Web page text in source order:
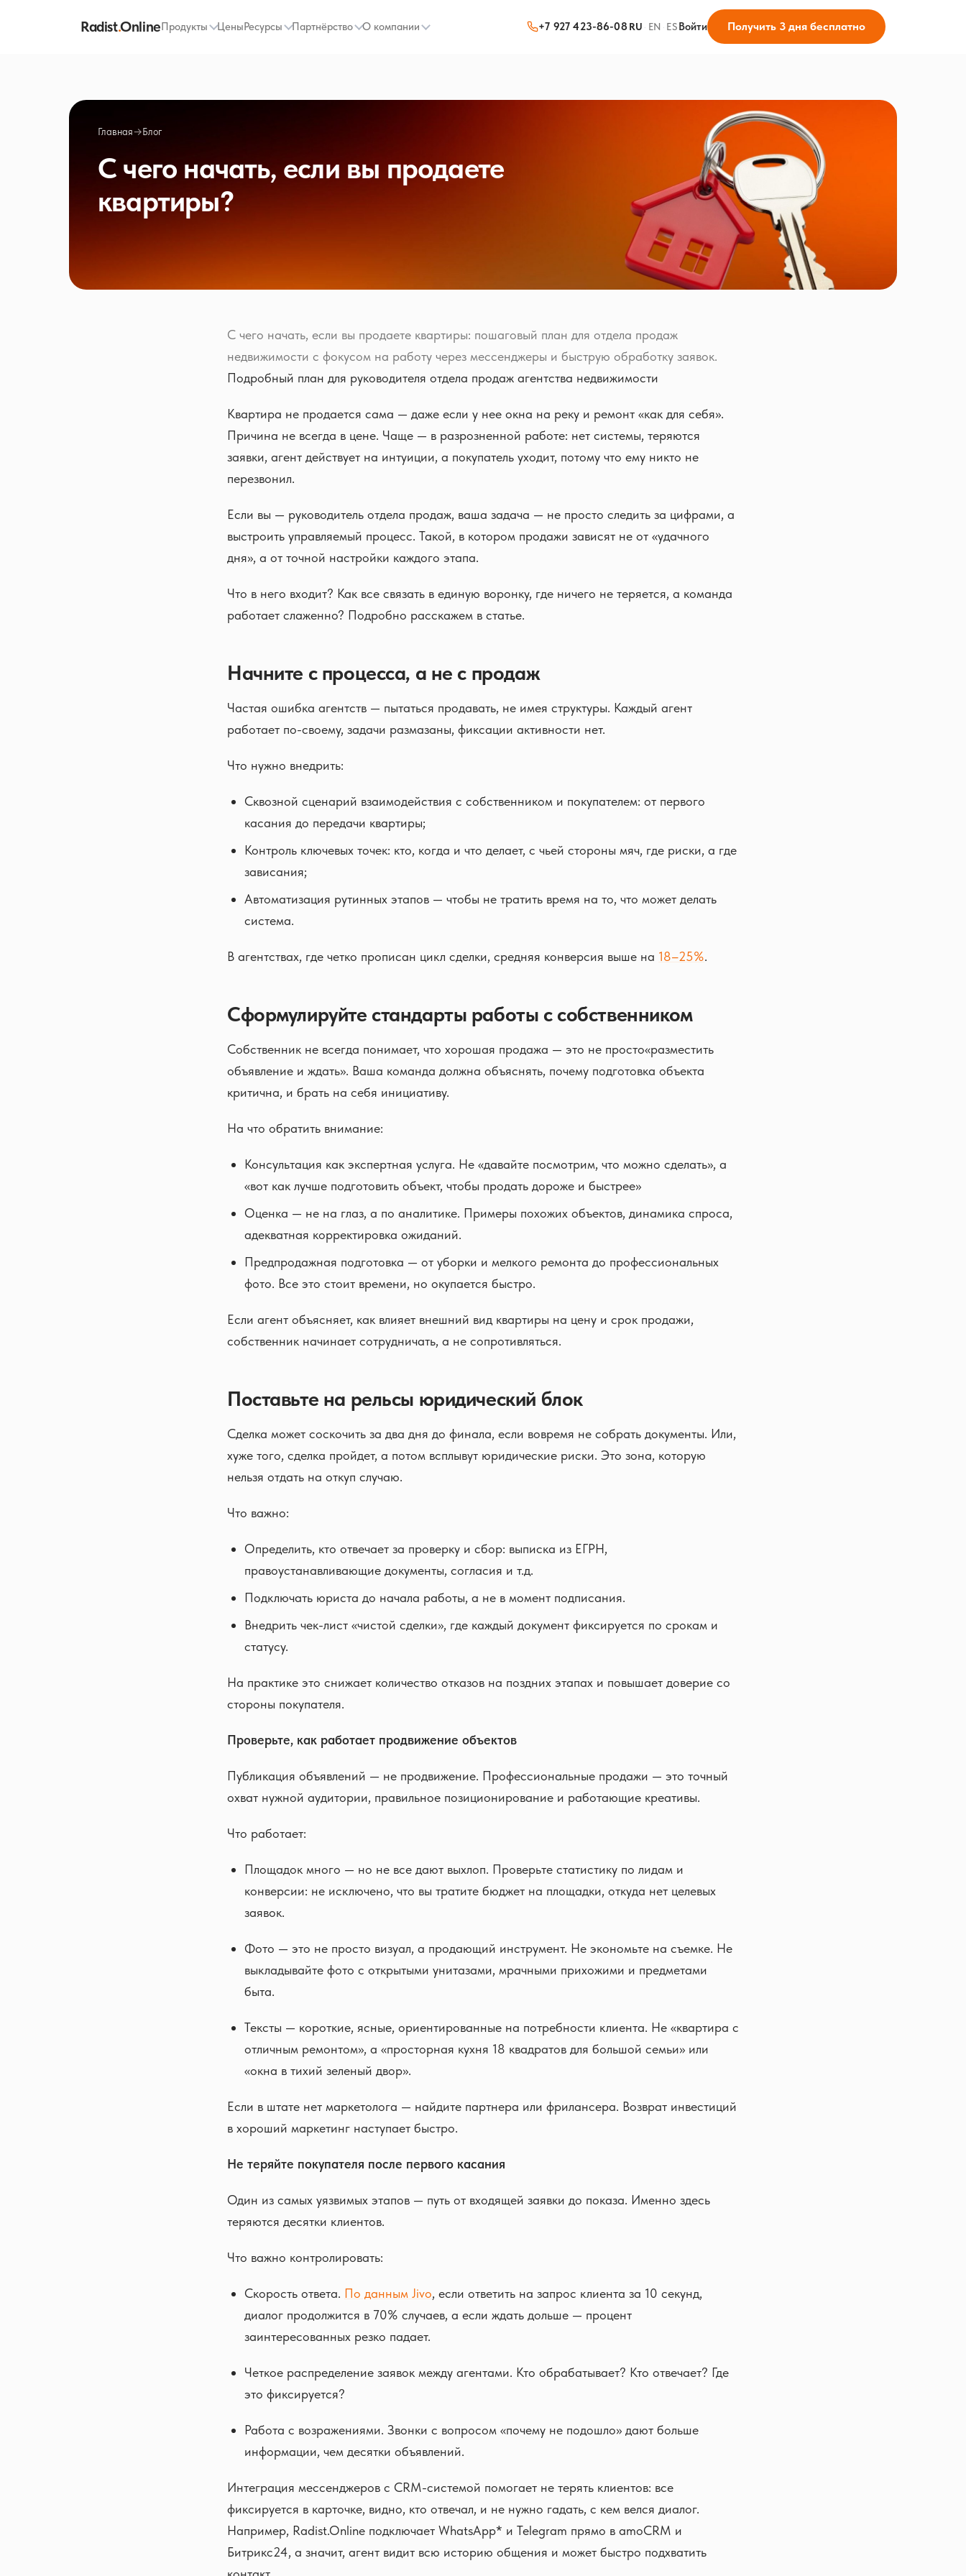
Radist.OnlineПродукты ЦеныРесурсы Партнёрство О компании +7 927 423-86-08 RU · EN · ESВойти Получить 3 дня бесплатно
Главная→Блог
С чего начать, если вы продаете
квартиры?
С чего начать, если вы продаете квартиры: пошаговый план для отдела продаж
недвижимости с фокусом на работу через мессенджеры и быструю обработку заявок.
Подробный план для руководителя отдела продаж агентства недвижимости
Квартира не продается сама — даже если у нее окна на реку и ремонт «как для себя».
Причина не всегда в цене. Чаще — в разрозненной работе: нет системы, теряются
заявки, агент действует на интуиции, а покупатель уходит, потому что ему никто не
перезвонил.
Если вы — руководитель отдела продаж, ваша задача — не просто следить за цифрами, а
выстроить управляемый процесс. Такой, в котором продажи зависят не от «удачного
дня», а от точной настройки каждого этапа.
Что в него входит? Как все связать в единую воронку, где ничего не теряется, а команда
работает слаженно? Подробно расскажем в статье.
Начните с процесса, а не с продаж
Частая ошибка агентств — пытаться продавать, не имея структуры. Каждый агент
работает по-своему, задачи размазаны, фиксации активности нет.
Что нужно внедрить:
Сквозной сценарий взаимодействия с собственником и покупателем: от первого
касания до передачи квартиры;
Контроль ключевых точек: кто, когда и что делает, с чьей стороны мяч, где риски, а где
зависания;
Автоматизация рутинных этапов — чтобы не тратить время на то, что может делать
система.
В агентствах, где четко прописан цикл сделки, средняя конверсия выше на 18–25%.
Сформулируйте стандарты работы с собственником
Собственник не всегда понимает, что хорошая продажа — это не просто«разместить
объявление и ждать». Ваша команда должна объяснять, почему подготовка объекта
критична, и брать на себя инициативу.
На что обратить внимание:
Консультация как экспертная услуга. Не «давайте посмотрим, что можно сделать», а
«вот как лучше подготовить объект, чтобы продать дороже и быстрее»
Оценка — не на глаз, а по аналитике. Примеры похожих объектов, динамика спроса,
адекватная корректировка ожиданий.
Предпродажная подготовка — от уборки и мелкого ремонта до профессиональных
фото. Все это стоит времени, но окупается быстро.
Если агент объясняет, как влияет внешний вид квартиры на цену и срок продажи,
собственник начинает сотрудничать, а не сопротивляться.
Поставьте на рельсы юридический блок
Сделка может соскочить за два дня до финала, если вовремя не собрать документы. Или,
хуже того, сделка пройдет, а потом всплывут юридические риски. Это зона, которую
нельзя отдать на откуп случаю.
Что важно:
Определить, кто отвечает за проверку и сбор: выписка из ЕГРН,
правоустанавливающие документы, согласия и т.д.
Подключать юриста до начала работы, а не в момент подписания.
Внедрить чек-лист «чистой сделки», где каждый документ фиксируется по срокам и
статусу.
На практике это снижает количество отказов на поздних этапах и повышает доверие со
стороны покупателя.
Проверьте, как работает продвижение объектов
Публикация объявлений — не продвижение. Профессиональные продажи — это точный
охват нужной аудитории, правильное позиционирование и работающие креативы.
Что работает:
Площадок много — но не все дают выхлоп. Проверьте статистику по лидам и
конверсии: не исключено, что вы тратите бюджет на площадки, откуда нет целевых
заявок.
Фото — это не просто визуал, а продающий инструмент. Не экономьте на съемке. Не
выкладывайте фото с открытыми унитазами, мрачными прихожими и предметами
быта.
Тексты — короткие, ясные, ориентированные на потребности клиента. Не «квартира с
отличным ремонтом», а «просторная кухня 18 квадратов для большой семьи» или
«окна в тихий зеленый двор».
Если в штате нет маркетолога — найдите партнера или фрилансера. Возврат инвестиций
в хороший маркетинг наступает быстро.
Не теряйте покупателя после первого касания
Один из самых уязвимых этапов — путь от входящей заявки до показа. Именно здесь
теряются десятки клиентов.
Что важно контролировать:
Скорость ответа. По данным Jivo, если ответить на запрос клиента за 10 секунд,
диалог продолжится в 70% случаев, а если ждать дольше — процент
заинтересованных резко падает.
Четкое распределение заявок между агентами. Кто обрабатывает? Кто отвечает? Где
это фиксируется?
Работа с возражениями. Звонки с вопросом «почему не подошло» дают больше
информации, чем десятки объявлений.
Интеграция мессенджеров с CRM-системой помогает не терять клиентов: все
фиксируется в карточке, видно, кто отвечал, и не нужно гадать, с кем велся диалог.
Например, Radist.Online подключает WhatsApp* и Telegram прямо в amoCRM и
Битрикс24, а значит, агент видит всю историю общения и может быстро подхватить